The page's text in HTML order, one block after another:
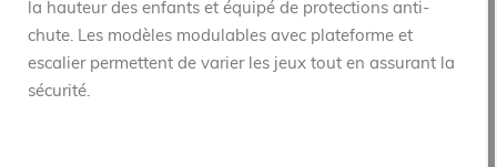
la hauteur des enfants et équipé de protections anti-
chute. Les modèles modulables avec plateforme et
escalier permettent de varier les jeux tout en assurant la
sécurité.